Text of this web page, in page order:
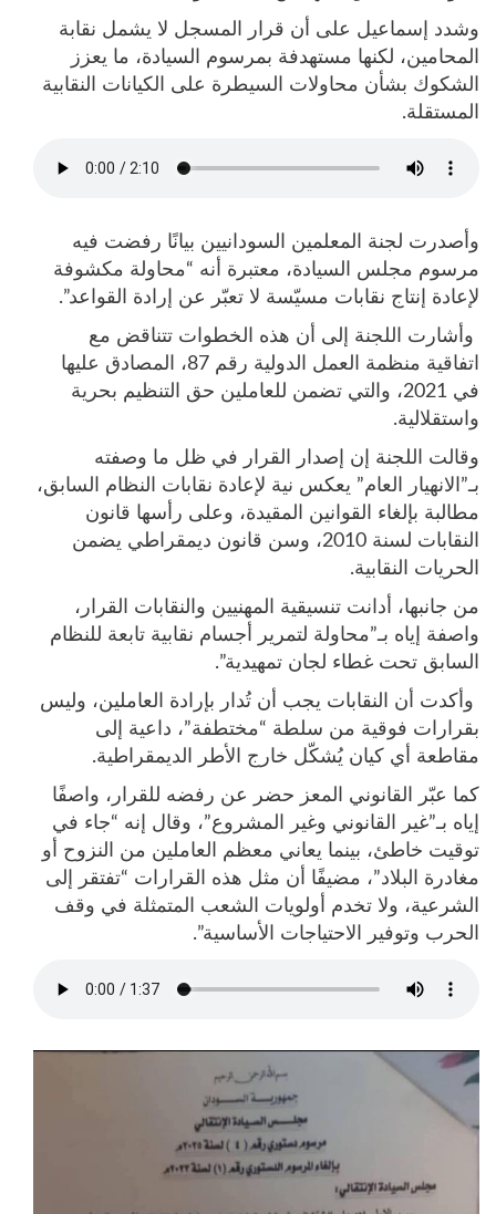
وشدد إسماعيل على أن قرار المسجل لا يشمل نقابة
المحامين، لكنها مستهدفة بمرسوم السيادة، ما يعزز
الشكوك بشأن محاولات السيطرة على الكيانات النقابية
المستقلة.
وأصدرت لجنة المعلمين السودانيين بيانًا رفضت فيه
مرسوم مجلس السيادة، معتبرة أنه “محاولة مكشوفة
لإعادة إنتاج نقابات مسيّسة لا تعبّر عن إرادة القواعد”.
وأشارت اللجنة إلى أن هذه الخطوات تتناقض مع
اتفاقية منظمة العمل الدولية رقم 87، المصادق عليها
في 2021، والتي تضمن للعاملين حق التنظيم بحرية
واستقلالية.
وقالت اللجنة إن إصدار القرار في ظل ما وصفته
بـ”الانهيار العام” يعكس نية لإعادة نقابات النظام السابق،
مطالبة بإلغاء القوانين المقيدة، وعلى رأسها قانون
النقابات لسنة 2010، وسن قانون ديمقراطي يضمن
الحريات النقابية.
من جانبها، أدانت تنسيقية المهنيين والنقابات القرار،
واصفة إياه بـ”محاولة لتمرير أجسام نقابية تابعة للنظام
السابق تحت غطاء لجان تمهيدية”.
وأكدت أن النقابات يجب أن تُدار بإرادة العاملين، وليس
بقرارات فوقية من سلطة “مختطفة”، داعية إلى
مقاطعة أي كيان يُشكّل خارج الأطر الديمقراطية.
كما عبّر القانوني المعز حضر عن رفضه للقرار، واصفًا
إياه بـ”غير القانوني وغير المشروع”، وقال إنه “جاء في
توقيت خاطئ، بينما يعاني معظم العاملين من النزوح أو
مغادرة البلاد”، مضيفًا أن مثل هذه القرارات “تفتقر إلى
الشرعية، ولا تخدم أولويات الشعب المتمثلة في وقف
الحرب وتوفير الاحتياجات الأساسية”.